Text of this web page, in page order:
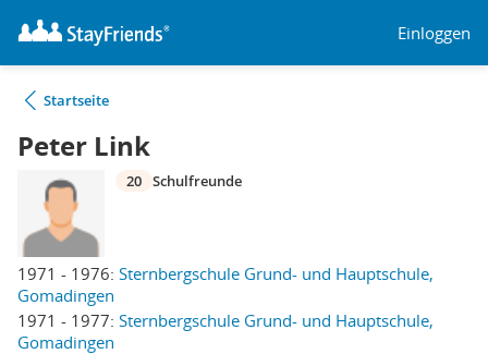
Einloggen
Startseite
Peter Link
1971 - 1976: Sternbergschule Grund- und Hauptschule,
Gomadingen
1971 - 1977: Sternbergschule Grund- und Hauptschule,
Gomadingen
20 Schulfreunde